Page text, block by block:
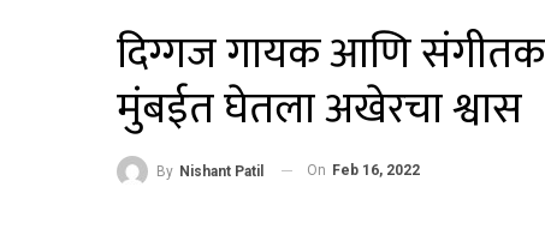
दिग्गज गायक आणि
मुंबईत घेतला अखेरचा श्वास
By Nishant Patil On Feb 16, 2022